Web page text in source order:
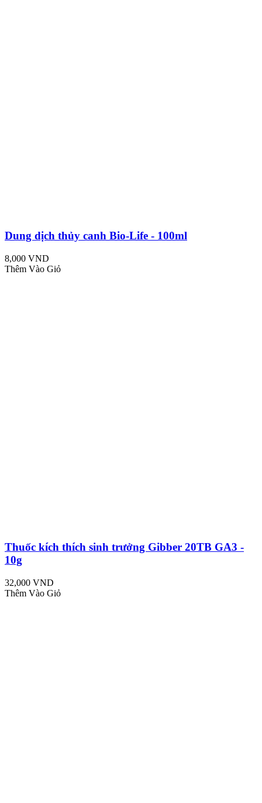
Dung dịch thủy canh Bio-Life - 100ml
8,000 VND
Thêm Vào Giỏ
Thuốc kích thích sinh trưởng Gibber 20TB GA3 -
10g
32,000 VND
Thêm Vào Giỏ